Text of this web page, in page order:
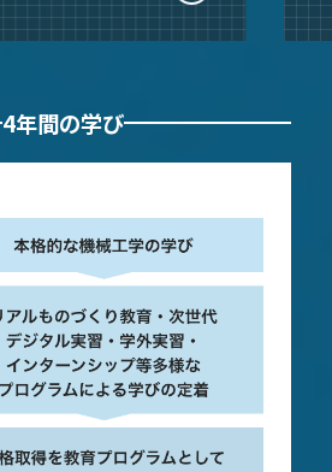
4年間の学び